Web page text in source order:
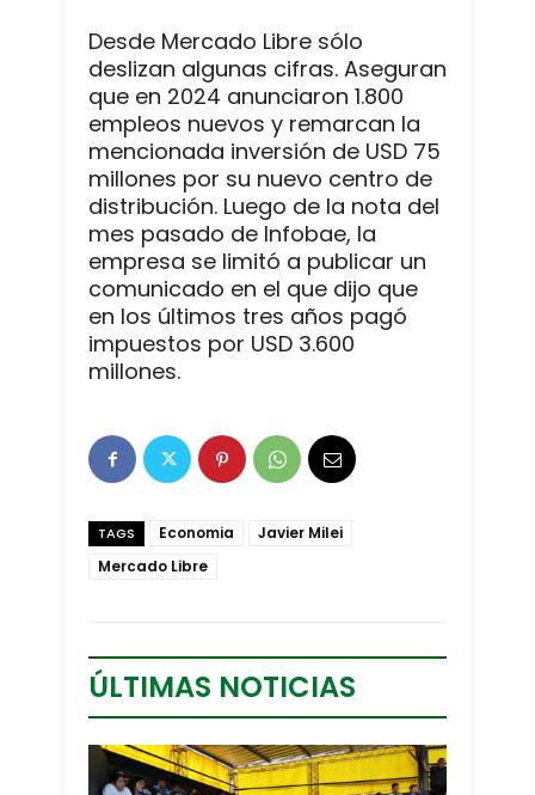
Desde Mercado Libre sólo
deslizan algunas cifras. Aseguran
que en 2024 anunciaron 1.800
empleos nuevos y remarcan la
mencionada inversión de USD 75
millones por su nuevo centro de
distribución. Luego de la nota del
mes pasado de Infobae, la
empresa se limitó a publicar un
comunicado en el que dijo que
en los últimos tres años pagó
impuestos por USD 3.600
millones.
TAGS Economia
Javier Milei
Mercado Libre
ÚLTIMAS NOTICIAS